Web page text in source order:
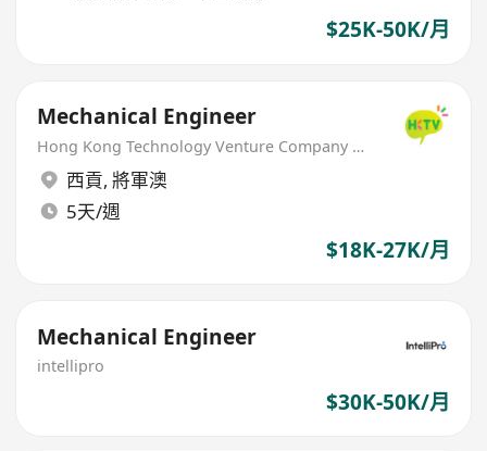
$25K-50K/月
Mechanical Engineer
Hong Kong Technology Venture Company Limited(HKTV)
西貢, 將軍澳
5天/週
$18K-27K/月
Mechanical Engineer
intellipro
$30K-50K/月